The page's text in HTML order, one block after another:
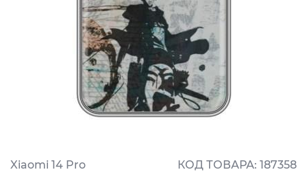
Xiaomi 14 Pro КОД ТОВАРА: 187358